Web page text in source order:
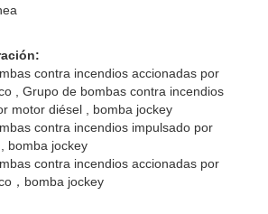
contra incendios accionadas por
, Grupo de bombas contra incendios
motor diésel , bomba jockey
contra incendios impulsado por
bomba jockey
contra incendios accionadas por
，bomba jockey